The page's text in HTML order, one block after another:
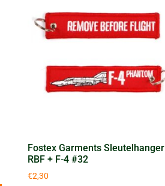
Fostex Garments Sleutelhanger
RBF + F-4 #32
€2,30